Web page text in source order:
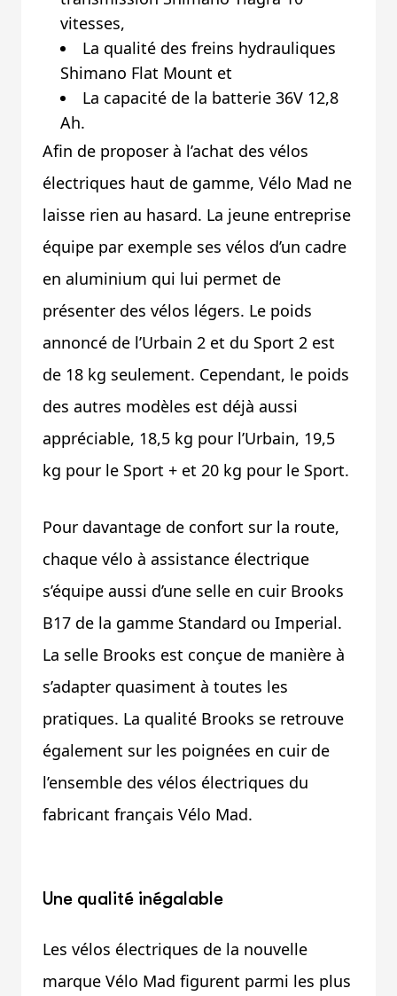
vitesses,
La qualité des freins hydrauliques
Shimano Flat Mount et
La capacité de la batterie 36V 12,8
Ah.
Afin de proposer à l’achat des vélos
électriques haut de gamme, Vélo Mad ne
laisse rien au hasard. La jeune entreprise
équipe par exemple ses vélos d’un cadre
en aluminium qui lui permet de
présenter des vélos légers. Le poids
annoncé de l’Urbain 2 et du Sport 2 est
de 18 kg seulement. Cependant, le poids
des autres modèles est déjà aussi
appréciable, 18,5 kg pour l’Urbain, 19,5
kg pour le Sport + et 20 kg pour le Sport.
Pour davantage de confort sur la route,
chaque vélo à assistance électrique
s’équipe aussi d’une selle en cuir Brooks
B17 de la gamme Standard ou Imperial.
La selle Brooks est conçue de manière à
s’adapter quasiment à toutes les
pratiques. La qualité Brooks se retrouve
également sur les poignées en cuir de
l’ensemble des vélos électriques du
fabricant français Vélo Mad.
Une qualité inégalable
Les vélos électriques de la nouvelle
marque Vélo Mad figurent parmi les plus